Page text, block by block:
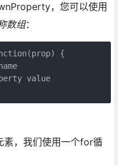
，您可以使用
数组：
{
value
素，我们使用一个for循